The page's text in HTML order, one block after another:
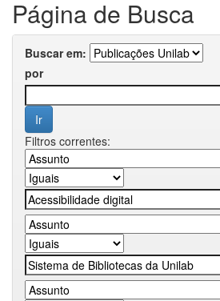
Página de Busca
Buscar em:
por
Filtros correntes: